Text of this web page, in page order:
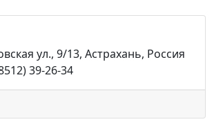
ул., 9/13, Астрахань, Россия
39-26-34